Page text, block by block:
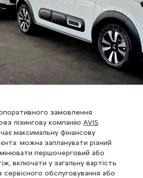
замовлення
лізингову компанію AVIS
максимальну фінансову
можна запланувати різний
першочерговий або
включати у загальну вартість
сервісного обслуговування або